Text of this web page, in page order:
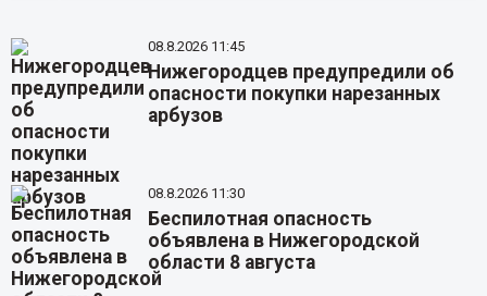
08.8.2026 11:45
Нижегородцев предупредили об
опасности покупки нарезанных
арбузов
08.8.2026 11:30
Беспилотная опасность
объявлена в Нижегородской
области 8 августа